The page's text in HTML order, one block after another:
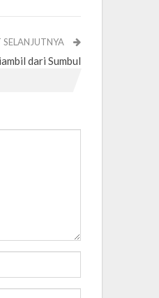
SELANJUTNYA
dari Sumbul